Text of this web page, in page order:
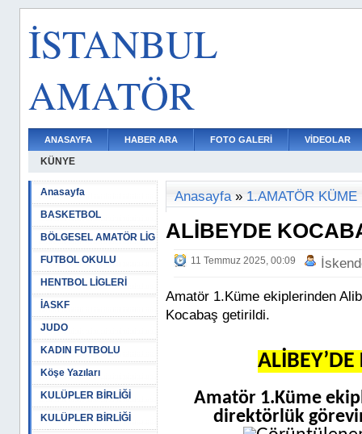
İSTANBUL
AMATÖR
ANASAYFA HABER ARA FOTO GALERİ VİDEOLAR
KÜNYE
Anasayfa
BASKETBOL
BÖLGESEL AMATÖR LİG
FUTBOL OKULU
HENTBOL LİGLERİ
İASKF
JUDO
KADIN FUTBOLU
Köşe Yazıları
KULÜPLER BİRLİĞİ
KULÜPLER BİRLİĞİ
Anasayfa» 1.AMATÖR KÜME
ALİBEYDE
11 Temmuz 2025, 00:09
Amatör 1.Küme ekiplerinden
Kocabaş getirildi.
Amatör 1.Küme
direktörlük